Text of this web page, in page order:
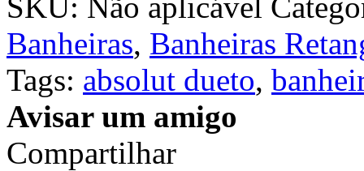
Banheiras, Banheiras
Tags: absolut dueto,
Avisar um amigo
Compartilhar